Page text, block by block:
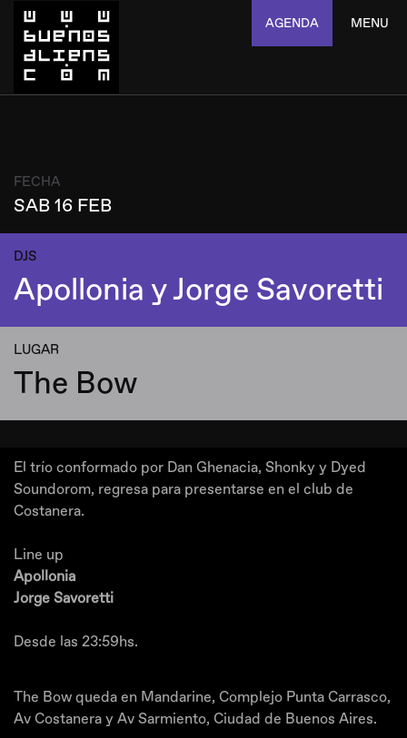
AGENDA MENU
FECHA
SAB 16 FEB
DJS
Apollonia y Jorge Savoretti
LUGAR
The Bow
El trío conformado por Dan Ghenacia, Shonky y Dyed
Soundorom, regresa para presentarse en el club de
Costanera.
Line up
Apollonia
Jorge Savoretti
Desde las 23:59hs.
The Bow queda en Mandarine, Complejo Punta Carrasco,
Av Costanera y Av Sarmiento, Ciudad de Buenos Aires.